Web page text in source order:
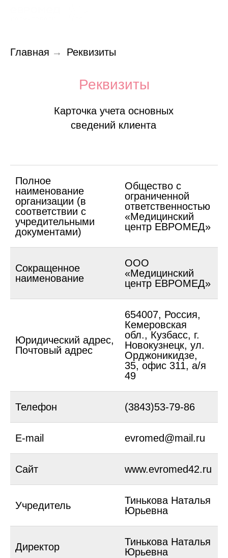
Главная → Реквизиты
Реквизиты
Карточка учета основных
сведений клиента
Полное
наименование
организации (в
соответствии с
учредительными
документами)
Общество с
ограниченной
ответственностью
«Медицинский
центр ЕВРОМЕД»
Сокращенное
наименование
ООО
«Медицинский
центр ЕВРОМЕД»
Юридический адрес,
Почтовый адрес
654007, Россия,
Кемеровская
обл., Кузбасс, г.
Новокузнецк, ул.
Орджоникидзе,
35, офис 311, а/я
49
Телефон (3843)53-79-86
E-mail evromed@mail.ru
Сайт www.evromed42.ru
Учредитель
Тинькова Наталья
Юрьевна
Директор
Тинькова Наталья
Юрьевна